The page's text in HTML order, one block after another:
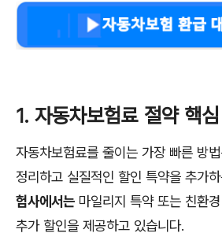
1. 자동차보험료 절약 핵
자동차보험료를 줄이는 가장 빠른 방
정리하고 실질적인 할인 특약을 추가
험사에서는 마일리지 특약 또는 친환
추가 할인을 제공하고 있습니다.